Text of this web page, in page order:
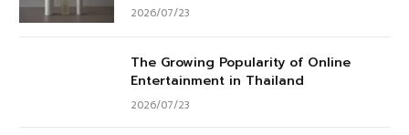
2026/07/23
The Growing Popularity of Online
Entertainment in Thailand
2026/07/23